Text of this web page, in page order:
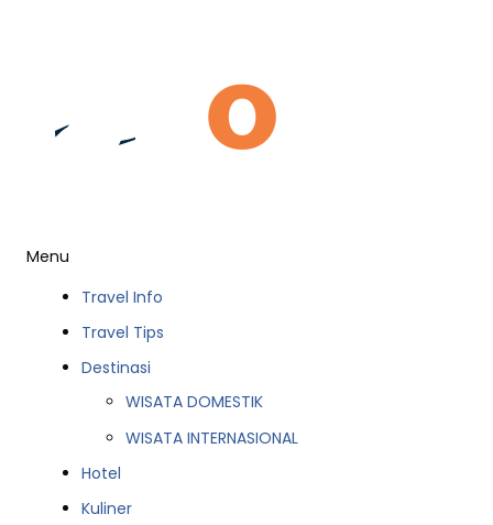
Menu
Travel Info
Travel Tips
Destinasi
WISATA DOMESTIK
WISATA INTERNASIONAL
Hotel
Kuliner